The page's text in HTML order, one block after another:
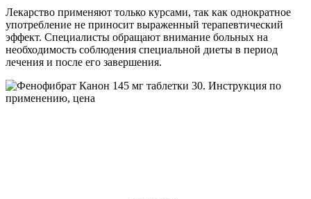
Лекарство применяют только курсами, так как однократное
употребление не приносит выраженный терапевтический
эффект. Специалисты обращают внимание больных на
необходимость соблюдения специальной диеты в период
лечения и после его завершения.